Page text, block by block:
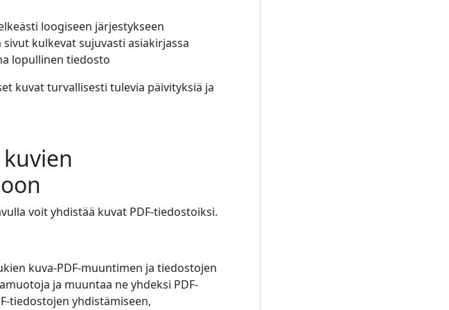
loogiseen järjestykseen
kulkevat sujuvasti asiakirjassa
lopullinen tiedosto
kuvat turvallisesti tulevia päivityksiä ja
voit yhdistää kuvat PDF-tiedostoiksi.
kuva-PDF-muuntimen ja tiedostojen
ja muuntaa ne yhdeksi PDF-
tiedostojen yhdistämiseen,